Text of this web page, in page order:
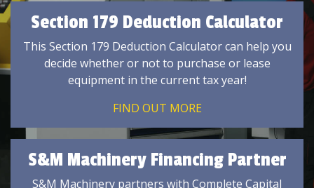
Section 179 Deduction Calculator
This Section 179 Deduction Calculator can help you
decide whether or not to purchase or lease
equipment in the current tax year!
FIND OUT MORE
S&M Machinery Financing Partner
S&M Machinery partners with Complete Capital